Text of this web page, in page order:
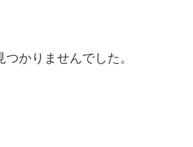
つかりませんでした。